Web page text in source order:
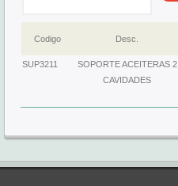
Codigo Desc.
SUP3211
SOPORTE ACEITERAS 2
CAVIDADES